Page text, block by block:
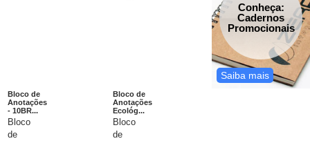
Bloco de
Anotações
- 10BR...
Bloco
de
Bloco de
Anotações
Ecológ...
Bloco
de
Conheça:
Cadernos
Promocionais
Saiba mais